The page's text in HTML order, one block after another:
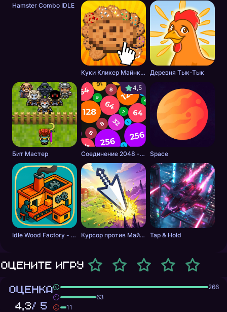
Hamster Combo IDLE
Куки Кликер Майнкрафт: Эволюция Печеньки! Деревня Тык-Тык
Бит Мастер
4,5
Соединение 2048 - Круглые Space
Idle Wood Factory - Экономический симулятор Курсор против Майна: Защита Дома Tap & Hold
Оцените игру
ОЦЕНКА
4,3/ 5
266
63
11